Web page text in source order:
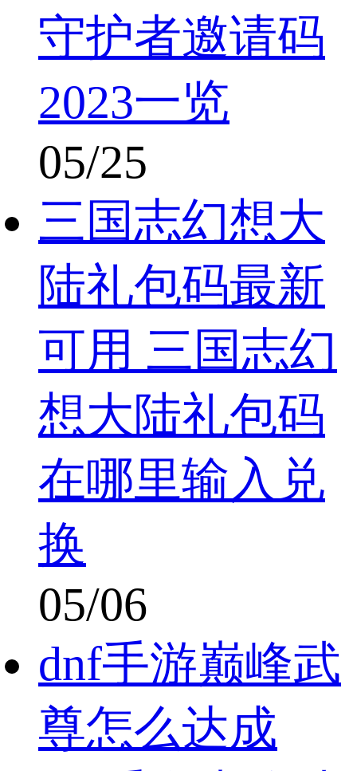
守护者邀请码
2023一览
05/25
三国志幻想大
陆礼包码最新
可用 三国志幻
想大陆礼包码
在哪里输入兑
换
05/06
dnf手游巅峰武
尊怎么达成